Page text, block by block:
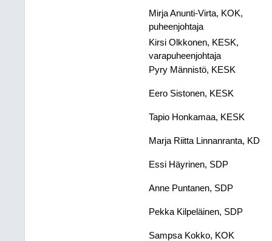
Mirja Anunti-Virta, KOK,
puheenjohtaja​
Kirsi Olkkonen, KESK,
varapuheenjohtaja​
Pyry Männistö, KESK​
Eero Sistonen, KESK​
Tapio Honkamaa, KESK​
Marja Riitta Linnanranta, KD​
Essi Häyrinen, SDP​
Anne Puntanen, SDP​
Pekka Kilpeläinen, SDP​
Sampsa Kokko, KOK​